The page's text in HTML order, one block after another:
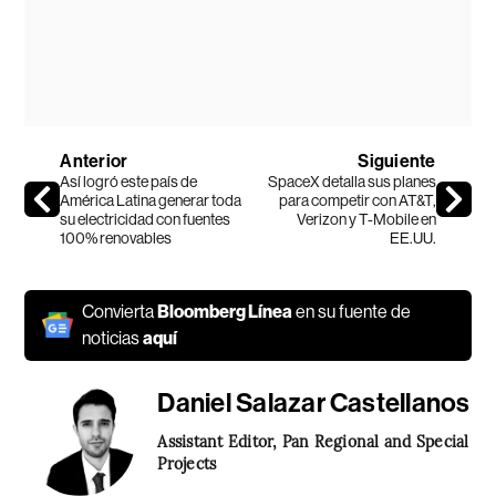
Anterior
Así logró este país de
América Latina generar toda
su electricidad con fuentes
100% renovables
Siguiente
SpaceX detalla sus planes
para competir con AT&T,
Verizon y T-Mobile en
EE.UU.
ConviertaBloomberg Línea en su fuente de
noticiasaquí
Daniel Salazar Castellanos
Assistant Editor, Pan Regional and Special
Projects